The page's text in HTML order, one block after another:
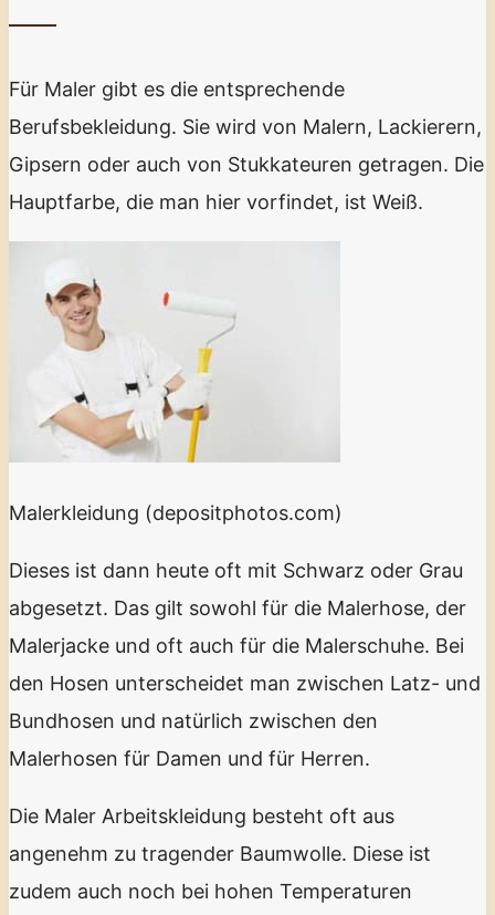
Für Maler gibt es die entsprechende
Berufsbekleidung. Sie wird von Malern, Lackierern,
Gipsern oder auch von Stukkateuren getragen. Die
Hauptfarbe, die man hier vorfindet, ist Weiß.
Malerkleidung (depositphotos.com)
Dieses ist dann heute oft mit Schwarz oder Grau
abgesetzt. Das gilt sowohl für die Malerhose, der
Malerjacke und oft auch für die Malerschuhe. Bei
den Hosen unterscheidet man zwischen Latz- und
Bundhosen und natürlich zwischen den
Malerhosen für Damen und für Herren.
Die Maler Arbeitskleidung besteht oft aus
angenehm zu tragender Baumwolle. Diese ist
zudem auch noch bei hohen Temperaturen